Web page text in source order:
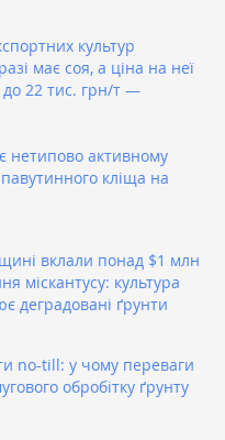
культур
має соя, а ціна на неї
22 тис. грн/т —
нетипово активному
кліща на
вклали понад $1 млн
міскантусу: культура
деградовані ґрунти
no-till: у чому переваги
обробітку ґрунту